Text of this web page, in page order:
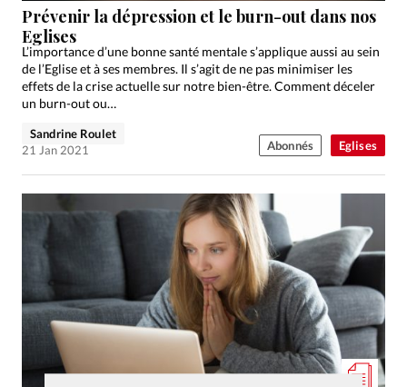
Eglises
Prévenir la dépression et le burn-out dans nos
Eglises
L’importance d’une bonne santé mentale s’applique aussi au sein
de l’Eglise et à ses membres. Il s’agit de ne pas minimiser les
effets de la crise actuelle sur notre bien-être. Comment déceler
un burn-out ou…
Sandrine Roulet
21 Jan 2021
Abonnés